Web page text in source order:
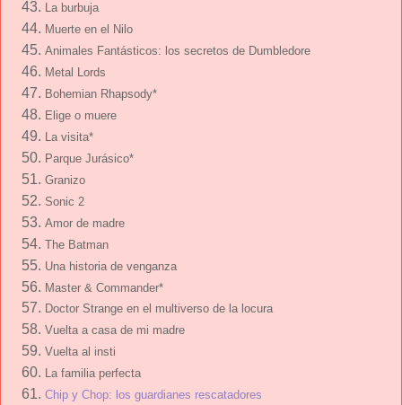
La burbuja
Muerte en el Nilo
Animales Fantásticos: los secretos de Dumbledore
Metal Lords
Bohemian Rhapsody*
Elige o muere
La visita*
Parque Jurásico*
Granizo
Sonic 2
Amor de madre
The Batman
Una historia de venganza
Master & Commander*
Doctor Strange en el multiverso de la locura
Vuelta a casa de mi madre
Vuelta al insti
La familia perfecta
Chip y Chop: los guardianes rescatadores